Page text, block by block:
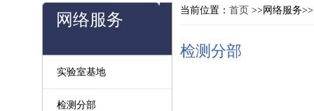
网络服务
实验室基地
检测分部
当前位置： 首页 >>网络服务
检测分部